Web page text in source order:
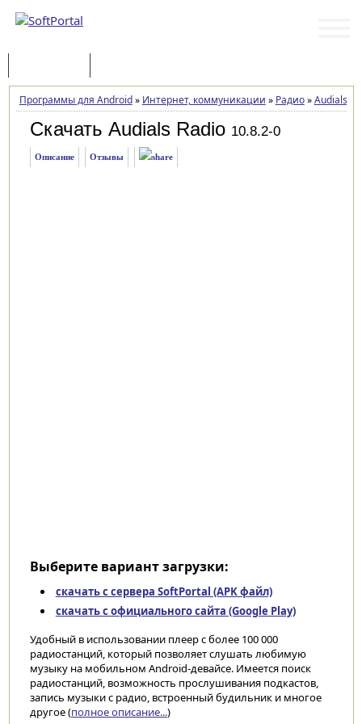
Программы для Android» Интернет, коммуникации » Радио»Audials
Скачать Audials Radio 10.8.2-0
Описание Отзывы
Выберите вариант загрузки:
скачать с сервера SoftPortal (APK файл)
скачать с официального сайта (Google Play)
Удобный в использовании плеер с более 100 000
радиостанций, который позволяет слушать любимую
музыку на мобильном Android-девайсе. Имеется поиск
радиостанций, возможность прослушивания подкастов,
запись музыки с радио, встроенный будильник и многое
другое (полное описание...)